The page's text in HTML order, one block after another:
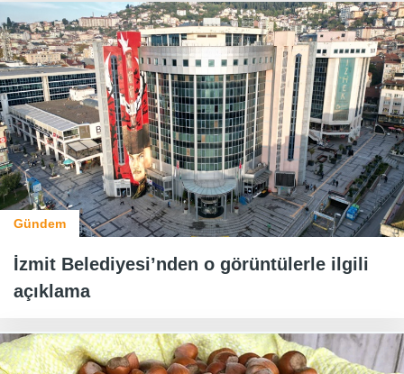
Gündem
İzmit Belediyesi’nden o görüntülerle ilgili
açıklama